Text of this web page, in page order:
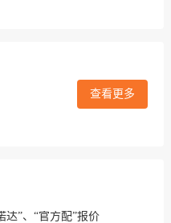
查看更多
达”、“官方配”报价